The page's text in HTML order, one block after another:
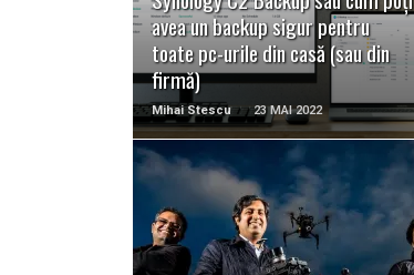
avea un backup sigur pentru
toate pc-urile din casă (sau din
firmă)
Mihai Stescu 23 MAI 2022
READ MORE